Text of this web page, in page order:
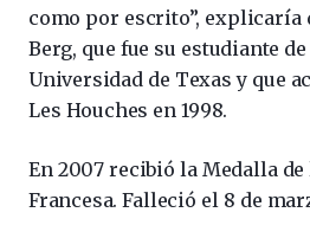
como por escrito”, explicaría
Berg, que fue su estudiante
Universidad de Texas y que
Les Houches en 1998.
En 2007 recibió la Medalla
Francesa. Falleció el 8 de